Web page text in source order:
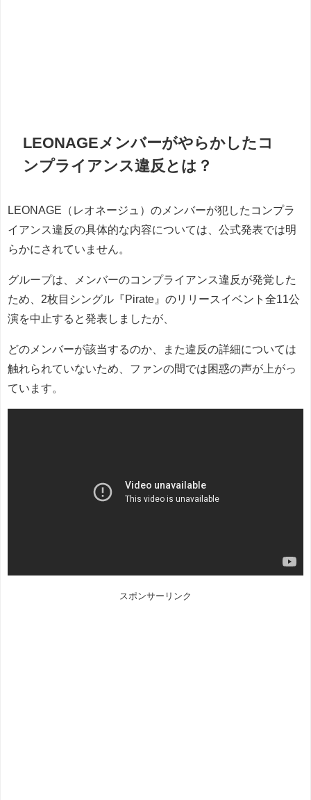
LEONAGEメンバーがやらかしたコ
ンプライアンス違反とは？
LEONAGE（レオネージュ）のメンバーが犯したコンプラ
イアンス違反の具体的な内容については、公式発表では明
らかにされていません。
グループは、メンバーのコンプライアンス違反が発覚した
ため、2枚目シングル『Pirate』のリリースイベント全11公
演を中止すると発表しましたが、
どのメンバーが該当するのか、また違反の詳細については
触れられていないため、ファンの間では困惑の声が上がっ
ています。
スポンサーリンク